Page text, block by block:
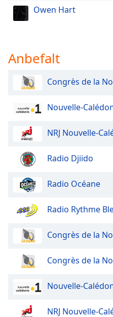
Text
Opacity
Caption
Background
Opacity
Edge
Owen Hart
Anbefalt
Congrès de la
Nouvelle-
NRJ Nouvelle-
Radio Djiido
Radio Océane
Radio Rythme
Congrès de la
Congrès de la
Nouvelle-
NRJ Nouvelle-